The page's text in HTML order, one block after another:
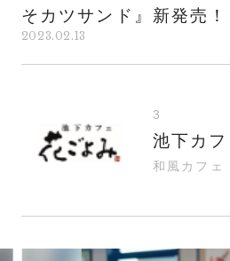
そカツサンド』新発売！
2023.02.13
3
池下カ
和風カフェ